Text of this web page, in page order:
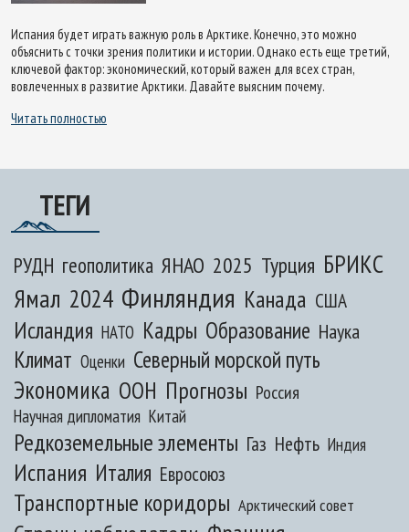
Испания будет играть важную роль в Арктике. Конечно, это можно
объяснить с точки зрения политики и истории. Однако есть еще третий,
ключевой фактор: экономический, который важен для всех стран,
вовлеченных в развитие Арктики. Давайте выясним почему.
Читать полностью
ТЕГИ
РУДН геополитика ЯНАО 2025 Турция БРИКС
Ямал 2024 Финляндия Канада США
Исландия НАТО Кадры Образование Наука
Климат Оценки Северный морской путь
Экономика ООН Прогнозы Россия
Научная дипломатия Китай
Редкоземельные элементы Газ Нефть Индия
Испания Италия Евросоюз
Транспортные коридоры Арктический совет